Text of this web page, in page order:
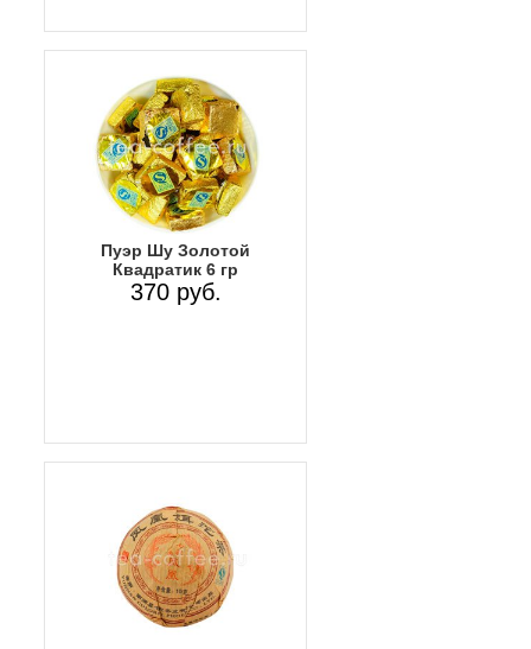
Пуэр Шу Золотой
Квадратик 6 гр
370 руб.